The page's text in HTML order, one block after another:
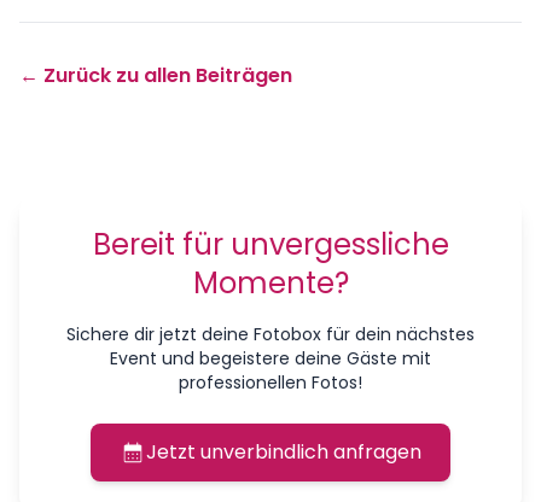
← Zurück zu allen Beiträgen
Bereit für unvergessliche
Momente?
Sichere dir jetzt deine Fotobox für dein nächstes
Event und begeistere deine Gäste mit
professionellen Fotos!
Jetzt unverbindlich anfragen